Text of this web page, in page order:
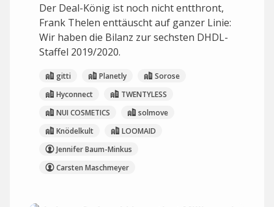
Der Deal-König ist noch nicht entthront,
Frank Thelen enttäuscht auf ganzer Linie:
Wir haben die Bilanz zur sechsten DHDL-
Staffel 2019/2020.
gitti Planetly
Sorose
Hyconnect
TWENTYLESS
NUI COSMETICS
solmove
Knödelkult
LOOMAID
Jennifer Baum-Minkus
Carsten Maschmeyer